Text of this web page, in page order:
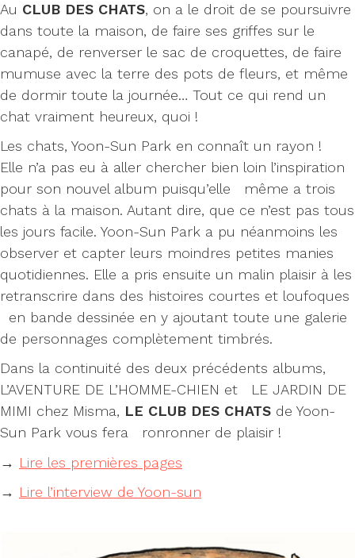
Au CLUB DES CHATS, on a le droit de se poursuivre
dans toute la maison, de faire ses griffes sur le
canapé, de renverser le sac de croquettes, de faire
mumuse avec la terre des pots de fleurs, et même
de dormir toute la journée… Tout ce qui rend un
chat vraiment heureux, quoi !
Les chats, Yoon-Sun Park en connaît un rayon !
Elle n’a pas eu à aller chercher bien loin l’inspiration
pour son nouvel album puisqu’elle même a trois
chats à la maison. Autant dire, que ce n’est pas tous
les jours facile. Yoon-Sun Park a pu néanmoins les
observer et capter leurs moindres petites manies
quotidiennes. Elle a pris ensuite un malin plaisir à les
retranscrire dans des histoires courtes et loufoques
en bande dessinée en y ajoutant toute une galerie
de personnages complètement timbrés.
Dans la continuité des deux précédents albums,
L’AVENTURE DE L’HOMME-CHIEN et LE JARDIN DE
MIMI chez Misma, LE CLUB DES CHATS de Yoon-
Sun Park vous fera ronronner de plaisir !
→ Lire les premières pages
→ Lire l’interview de Yoon-sun